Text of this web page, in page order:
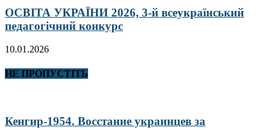
ОСВІТА УКРАЇНИ 2026, 3-й всеукраїнський
педагогічний конкурс
10.01.2026
НЕ ПРОПУСТІТЬ
Кенгир-1954. Восстание украинцев за